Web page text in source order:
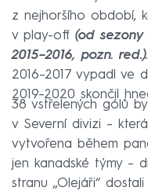
z nejhoršího období,
v play-off (od sezony
2015–⁠2016, pozn. red.).
2016–⁠2017 vypadl ve
2019–⁠2020 skončil
38 vstřelených gólů
v Severní divizi –
vytvořena během
jen kanadské týmy –
stranu „Olejáři“